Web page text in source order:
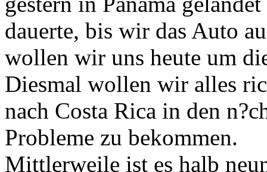
dauerte, bis wir das Auto
wollen wir uns heute um
Diesmal wollen wir alles
nach Costa Rica in den
Probleme zu bekommen.
Mittlerweile ist es halb